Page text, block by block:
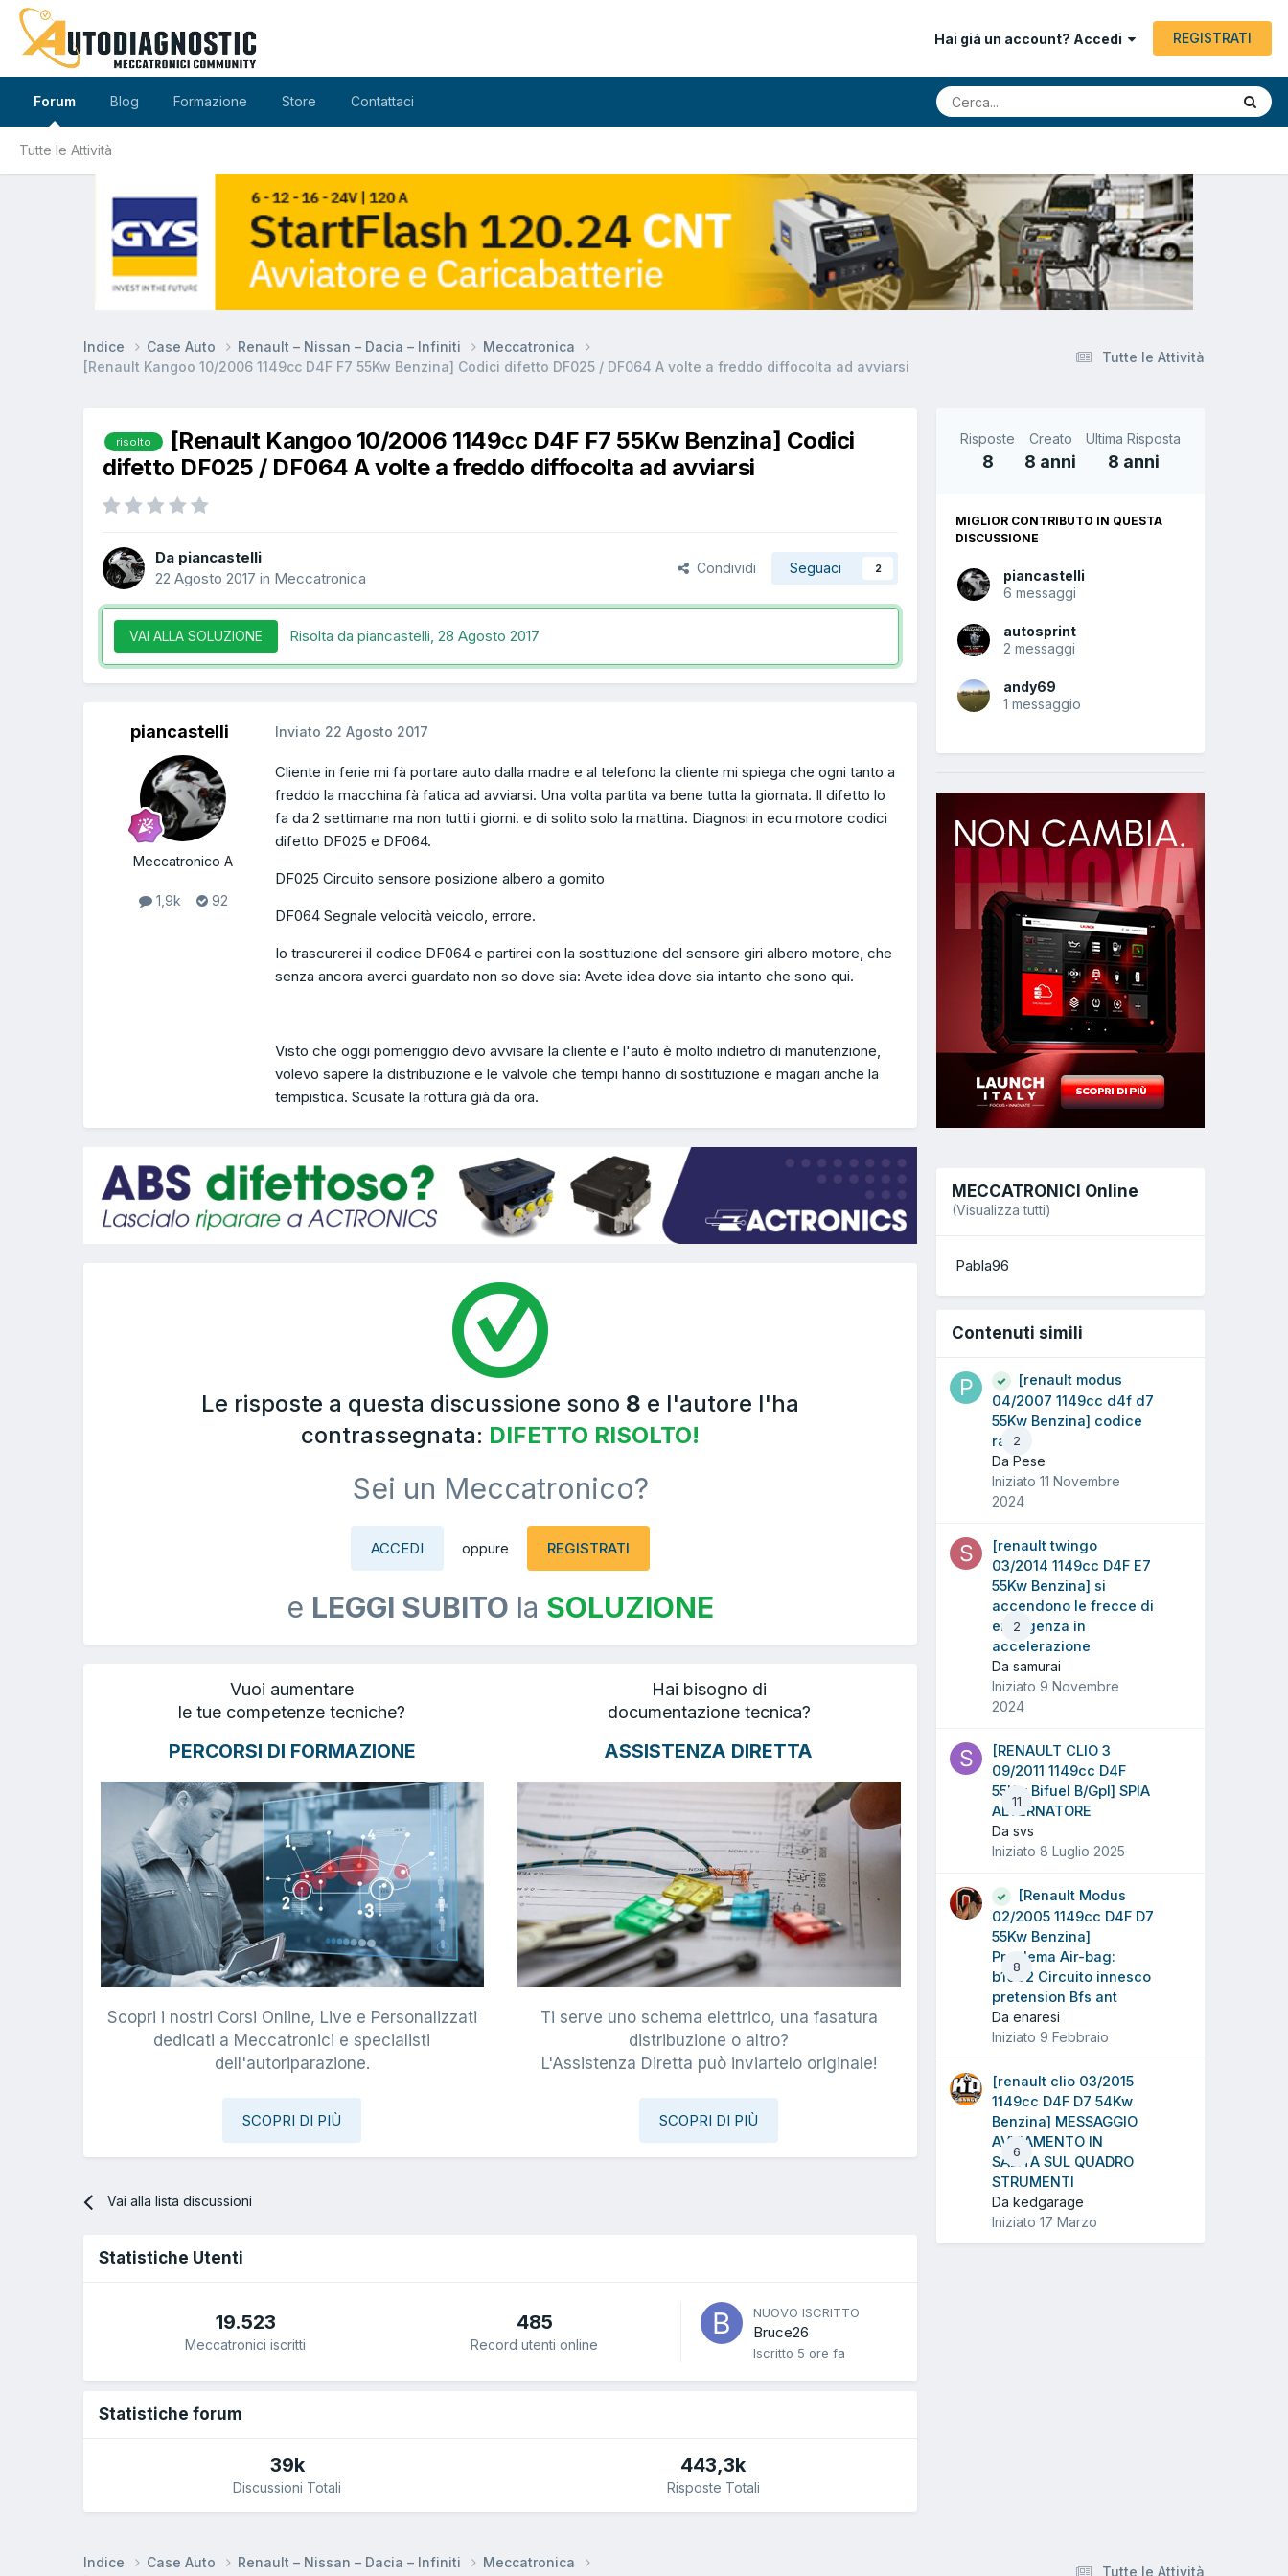
Hai già un account? Accedi REGISTRATI
Forum
Tutte le Attività
Blog Formazione Store Contattaci
Tutte le Attività
Indice Case Auto Renault – Nissan – Dacia – Infiniti
Meccatronica
[Renault Kangoo 10/2006 1149cc D4F F7 55Kw Benzina] Codici difetto DF025 / DF064 A volte a freddo diffocolta ad avviarsi
risolto
[Renault Kangoo 10/2006 1149cc D4F F7 55Kw Benzina] Codici
difetto DF025 / DF064 A volte a freddo diffocolta ad avviarsi
Da piancastelli
22 Agosto 2017 in Meccatronica
Condividi Seguaci 2
VAI ALLA SOLUZIONE Risolta da piancastelli, 28 Agosto 2017
piancastelli
Meccatronico A
1,9k 92
Inviato 22 Agosto 2017
Cliente in ferie mi fà portare auto dalla madre e al telefono la cliente mi spiega che ogni tanto a
freddo la macchina fà fatica ad avviarsi. Una volta partita va bene tutta la giornata. Il difetto lo
fa da 2 settimane ma non tutti i giorni. e di solito solo la mattina. Diagnosi in ecu motore codici
difetto DF025 e DF064.
DF025 Circuito sensore posizione albero a gomito
DF064 Segnale velocità veicolo, errore.
Io trascurerei il codice DF064 e partirei con la sostituzione del sensore giri albero motore, che
senza ancora averci guardato non so dove sia: Avete idea dove sia intanto che sono qui.
Visto che oggi pomeriggio devo avvisare la cliente e l'auto è molto indietro di manutenzione,
volevo sapere la distribuzione e le valvole che tempi hanno di sostituzione e magari anche la
tempistica. Scusate la rottura già da ora.
Le risposte a questa discussione sono 8 e l'autore l'ha
contrassegnata: DIFETTO RISOLTO!
Sei un Meccatronico?
ACCEDI oppure REGISTRATI
e LEGGI SUBITO la SOLUZIONE
Vuoi aumentare
le tue competenze tecniche?
PERCORSI DI FORMAZIONE
Scopri i nostri Corsi Online, Live e Personalizzati
dedicati a Meccatronici e specialisti
dell'autoriparazione.
SCOPRI DI PIÙ
Hai bisogno di
documentazione tecnica?
ASSISTENZA DIRETTA
Ti serve uno schema elettrico, una fasatura
distribuzione o altro?
L'Assistenza Diretta può inviartelo originale!
SCOPRI DI PIÙ
Vai alla lista discussioni
Statistiche Utenti
19.523
Meccatronici iscritti
485
Record utenti online
NUOVO ISCRITTO
Bruce26
Iscritto 5 ore fa
Statistiche forum
39k
Discussioni Totali
443,3k
Risposte Totali
Risposte
8
Creato
8 anni
Ultima Risposta
8 anni
MIGLIOR CONTRIBUTO IN QUESTA
DISCUSSIONE
piancastelli
6 messaggi
autosprint
2 messaggi
andy69
1 messaggio
MECCATRONICI Online
(Visualizza tutti)
Pabla96
Contenuti simili
2
[renault modus
04/2007 1149cc d4f d7
55Kw Benzina] codice
radio
Da Pese
Iniziato 11 Novembre
2024
2
[renault twingo
03/2014 1149cc D4F E7
55Kw Benzina] si
accendono le frecce di
emergenza in
accelerazione
Da samurai
Iniziato 9 Novembre
2024
11
[RENAULT CLIO 3
09/2011 1149cc D4F
55Kw Bifuel B/Gpl] SPIA
ALTERNATORE
Da svs
Iniziato 8 Luglio 2025
8
[Renault Modus
02/2005 1149cc D4F D7
55Kw Benzina]
Problema Air-bag:
b1002 Circuito innesco
pretension Bfs ant
Da enaresi
Iniziato 9 Febbraio
6
[renault clio 03/2015
1149cc D4F D7 54Kw
Benzina] MESSAGGIO
AVVIAMENTO IN
SALITA SUL QUADRO
STRUMENTI
Da kedgarage
Iniziato 17 Marzo
Tutte le Attività
Indice Case Auto Renault – Nissan – Dacia – Infiniti
Meccatronica